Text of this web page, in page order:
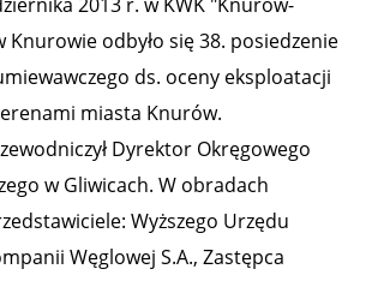
Knurowie odbyło się 38. posiedzenie
ds. oceny eksploatacji
miasta Knurów.
Dyrektor Okręgowego
w Gliwicach. W obradach
Wyższego Urzędu
Węglowej S.A., Zastępca